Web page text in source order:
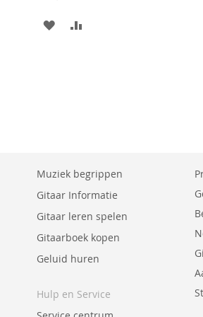
AAN
Muziek begrippen
Gitaar Informatie
Gitaar leren spelen
Gitaarboek kopen
Geluid huren
Hulp en Service